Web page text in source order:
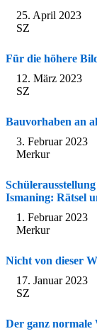
25. April 2023
SZ
Für die höhere
12. März 2023
SZ
Bauvorhaben an
3. Februar 2023
Merkur
Ismaning: Rätsel
1. Februar 2023
Merkur
Nicht von dieser
17. Januar 2023
SZ
Der ganz normale